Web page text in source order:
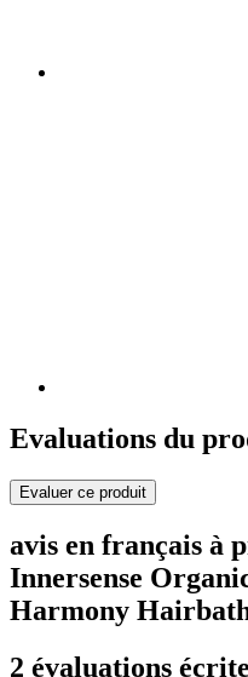
Evaluations du
Evaluer ce produit
avis en français à
Innersense
Harmony
2 évaluations